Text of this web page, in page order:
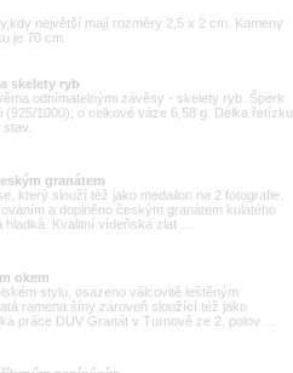
největší mají rozměry 2,5 x 2 cm. Kameny
je 70 cm.
skelety ryb
odnímatelnými závěsy - skelety ryb. Šperk
1000), o celkové váze 6,58 g. Délka řetízku
granátem
který slouží též jako medailon na 2 fotografie.
a doplněno českým granátem kulatého
Kvalitní vídeňská zlat ...
okem
stylu, osazeno válcovitě leštěným
ramena šíny zároveň sloužící též jako
práce DUV Granát v Turnově ze 2. polov ...